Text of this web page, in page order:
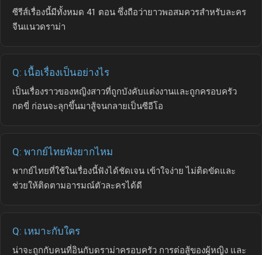
ซีรีส์เรื่องนี้มีทั้งหมด 41 ตอน ซึ่งถือว่ายาวพอสมควรสำหรับละคร
จีนแนวดราม่า
Q: เนื้อเรื่องเป็นอย่างไร
เป็นเรื่องราวของหญิงสาวที่ถูกบังคับแต่งงานและถูกครอบครัว
กดขี่ ก่อนจะลุกขึ้นมาสู้จนกลายเป็นซีอีโอ
Q: พากย์ไทยฟังยากไหม
พากย์ไทยที่ใช้ในเรื่องนี้ฟังได้ชัดเจน เข้าใจง่าย ไม่ติดขัดและ
ช่วยให้ติดตามอารมณ์ตัวละครได้ดี
Q: เหมาะกับใคร
น่าจะถูกกับคนที่อินกับดราม่าครอบครัว การต่อสู้ของผู้หญิง และ